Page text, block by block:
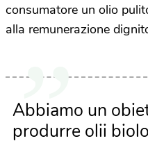
consumatore un olio
alla remunerazione
Abbiamo un
produrre olii